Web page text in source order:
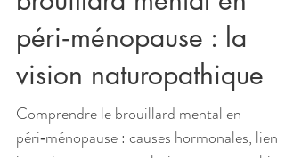
Comprendre le
brouillard mental en
péri‑ménopause : la
vision naturopathique